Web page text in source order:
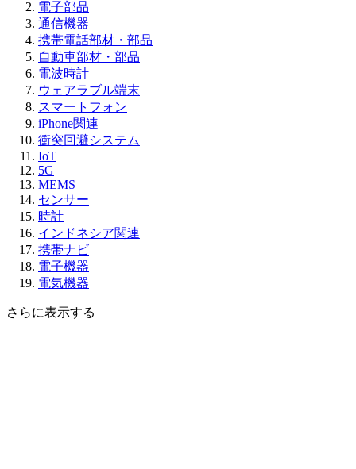
電子部品
通信機器
携帯電話部材・部品
自動車部材・部品
電波時計
ウェアラブル端末
スマートフォン
iPhone関連
衝突回避システム
IoT
5G
MEMS
センサー
時計
インドネシア関連
携帯ナビ
電子機器
電気機器
さらに表示する